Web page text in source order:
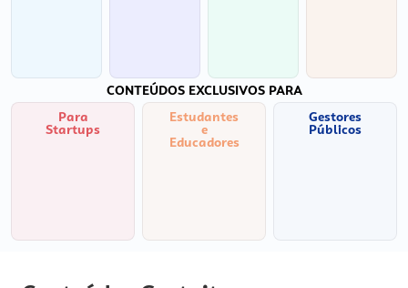
CONTEÚDOS EXCLUSIVOS PARA
Para
Startups
Estudantes
e
Educadores
Gestores
Públicos